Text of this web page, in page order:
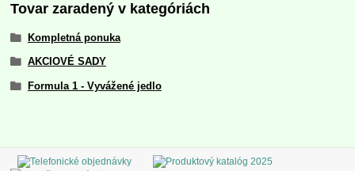
Tovar zaradený v kategóriách
Kompletná ponuka
AKCIOVÉ SADY
Formula 1 - Vyvážené jedlo